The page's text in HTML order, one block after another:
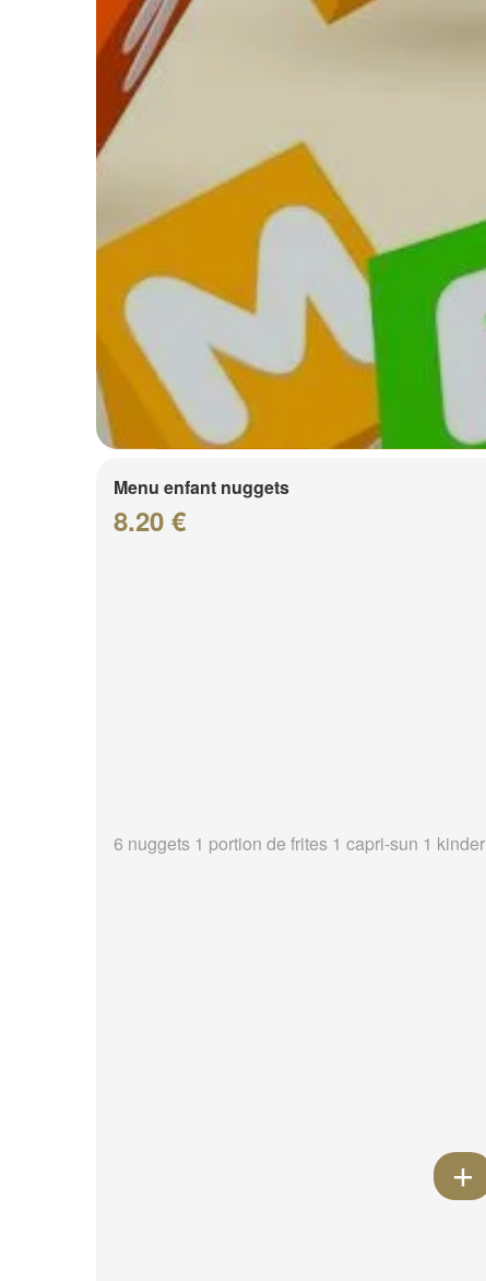
Menu enfant nuggets
8.20 €
6 nuggets 1 portion de frites 1 capri-sun 1 kinder